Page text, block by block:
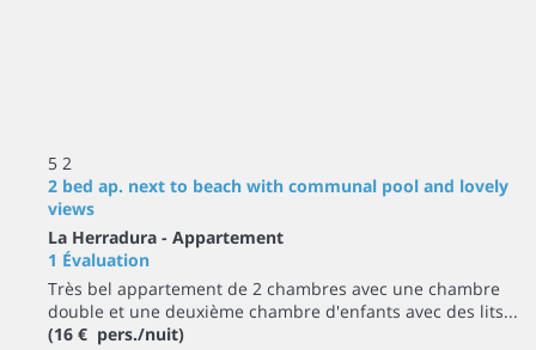
5 2
2 bed ap. next to beach with communal pool and lovely
views
La Herradura - Appartement
1 Évaluation
Très bel appartement de 2 chambres avec une chambre
double et une deuxième chambre d'enfants avec des lits...
(16 € pers./nuit)